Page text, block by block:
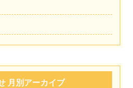
月別アーカイブ